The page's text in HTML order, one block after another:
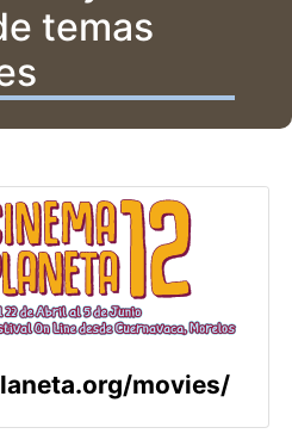
temas
movies/